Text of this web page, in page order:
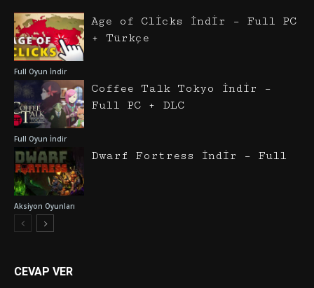
Full Oyun İndir
Age of Clicks İndir – Full PC
+ Türkçe
Full Oyun İndir
Coffee Talk Tokyo İndir –
Full PC + DLC
Aksiyon Oyunları
Dwarf Fortress İndir – Full
CEVAP VER